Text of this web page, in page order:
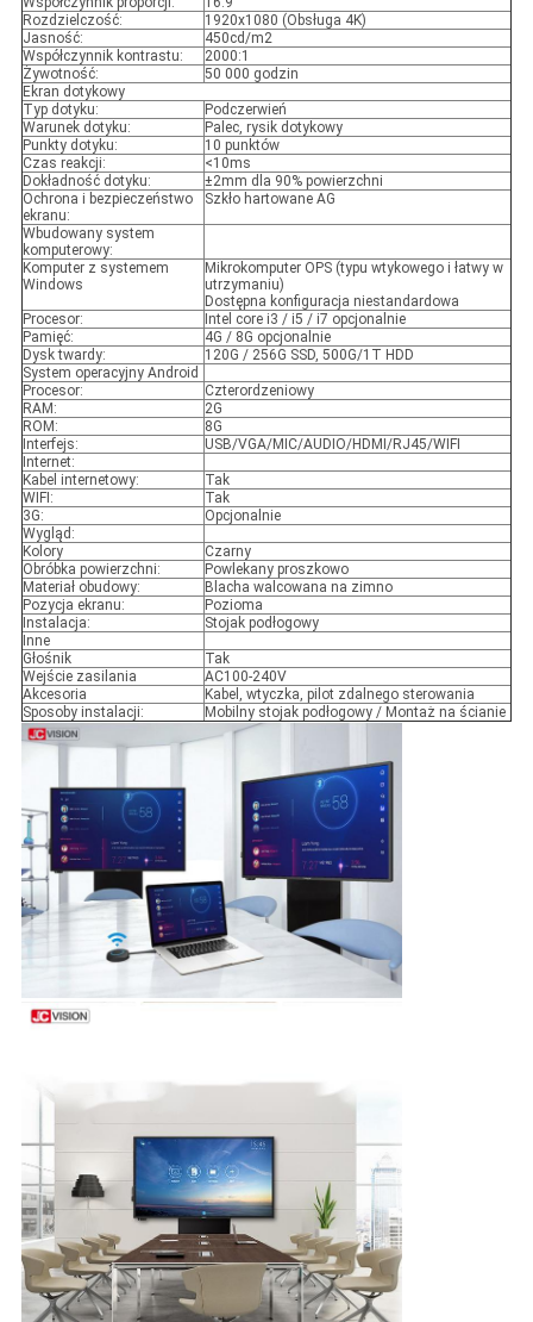
Rozdzielczość:
1920x1080 (Obsługa 4K)
Jasność:
450cd/m2
Współczynnik kontrastu:
2000:1
Żywotność:
50 000 godzin
Ekran dotykowy
Typ dotyku:
Podczerwień
Warunek dotyku:
Palec, rysik dotykowy
Punkty dotyku:
10 punktów
Czas reakcji:
<10ms
Dokładność dotyku:
±2mm dla 90% powierzchni
Ochrona i bezpieczeństwo
ekranu:
Szkło hartowane AG
Wbudowany system
komputerowy:
Komputer z systemem
Windows
Mikrokomputer OPS (typu wtykowego i łatwy w
utrzymaniu)
Dostępna konfiguracja niestandardowa
Procesor:
Intel core i3 / i5 / i7 opcjonalnie
Pamięć:
4G / 8G opcjonalnie
Dysk twardy:
120G / 256G SSD, 500G/1T HDD
System operacyjny Android
Procesor:
Czterordzeniowy
RAM:
2G
ROM:
8G
Interfejs:
USB/VGA/MIC/AUDIO/HDMI/RJ45/WIFI
Internet:
Kabel internetowy:
Tak
WIFI:
Tak
3G:
Opcjonalnie
Wygląd:
Kolory
Czarny
Obróbka powierzchni:
Powlekany proszkowo
Materiał obudowy:
Blacha walcowana na zimno
Pozycja ekranu:
Pozioma
Instalacja:
Stojak podłogowy
Inne
Głośnik
Tak
Wejście zasilania
AC100-240V
Akcesoria
Kabel, wtyczka, pilot zdalnego sterowania
Sposoby instalacji:
Mobilny stojak podłogowy / Montaż na ścianie